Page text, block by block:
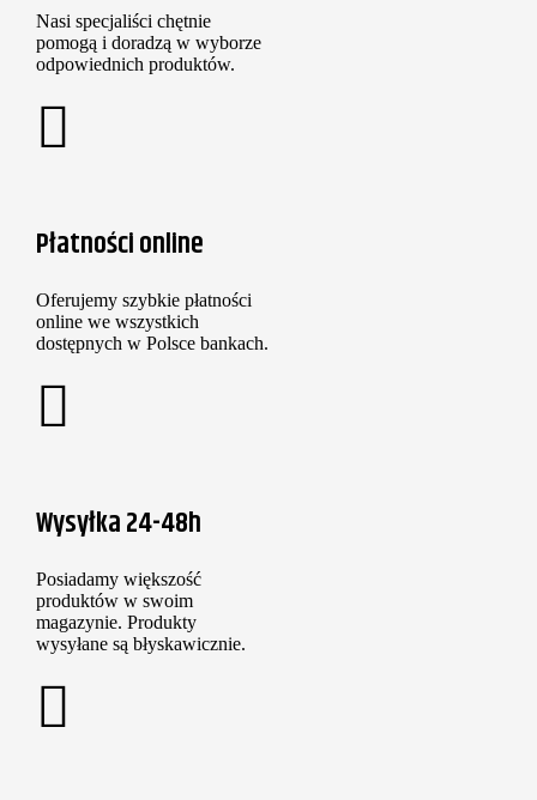
Nasi specjaliści chętnie
pomogą i doradzą w wyborze
odpowiednich produktów.
Płatności online
Oferujemy szybkie płatności
online we wszystkich
dostępnych w Polsce bankach.
Wysyłka 24-48h
Posiadamy większość
produktów w swoim
magazynie. Produkty
wysyłane są błyskawicznie.